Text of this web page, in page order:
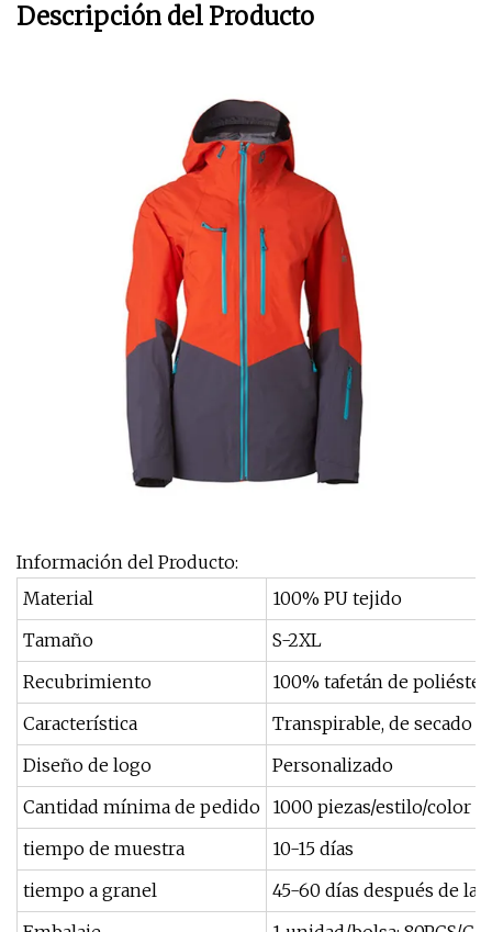
Descripción del Producto
Información del Producto:
Material
100% PU tejido
Tamaño
S-2XL
Recubrimiento
100% tafetán de
Característica
Transpirable, de secado
Diseño de logo
Personalizado
Cantidad mínima de pedido 1000 piezas/estilo/color
tiempo de muestra
10-15 días
tiempo a granel
45-60 días después de la